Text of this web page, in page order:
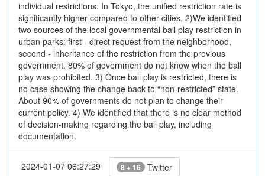
individual restrictions. In Tokyo, the unified restriction rate is
significantly higher compared to other cities. 2)We identified
two sources of the local governmental ball play restriction in
urban parks: first - direct request from the neighborhood,
second - inheritance of the restriction from the previous
government. 80% of government do not know when the ball
play was prohibited. 3) Once ball play is restricted, there is
no case showing the change back to “non-restricted” state.
About 90% of governments do not plan to change their
current policy. 4) We identified that there is no clear method
of decision-making regarding the ball play, including
documentation.
2024-01-07 06:27:29 8 + 16 Twitter